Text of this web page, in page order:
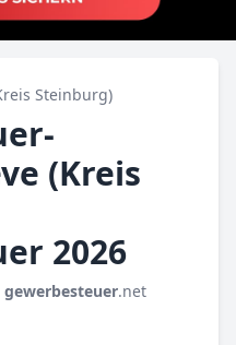
Steinburg)
(Kreis
2026
gewerbesteuer.net